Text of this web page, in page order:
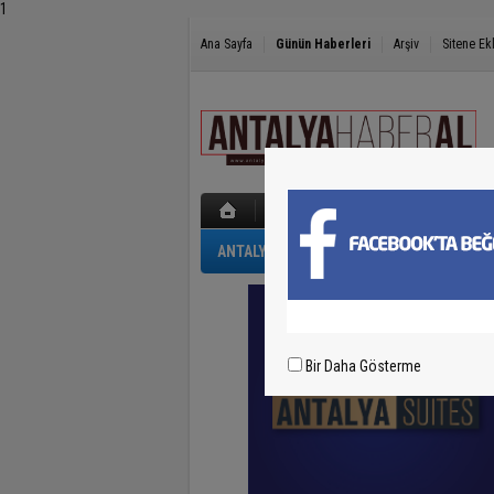
1
Ana Sayfa Günün Haberleri Arşiv Sitene
ANTALYA GÜNCEL POLİS-ADLİYE
Bir Daha Gösterme